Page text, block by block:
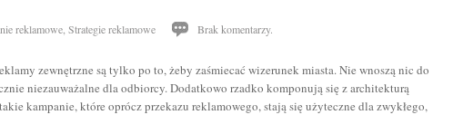
reklamowe, Strategie reklamowe Brak komentarzy.
zewnętrzne są tylko po to, żeby zaśmiecać wizerunek miasta. Nie wnoszą nic do
niezauważalne dla odbiorcy. Dodatkowo rzadko komponują się z architekturą
kampanie, które oprócz przekazu reklamowego, stają się użyteczne dla zwykłego,